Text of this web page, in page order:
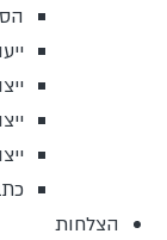
הצלחות